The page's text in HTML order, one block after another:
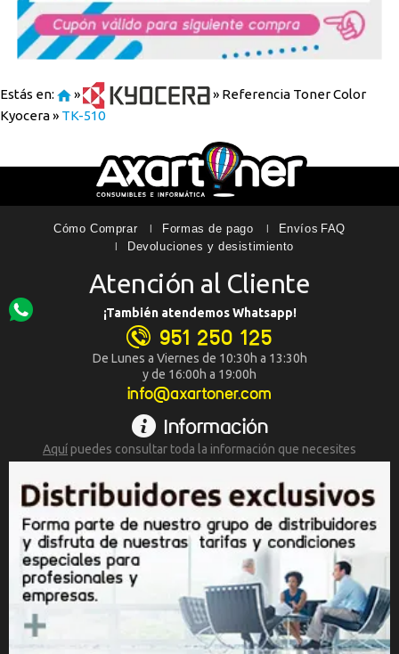
Estás en: » » Referencia Toner Color
Kyocera» TK-510
Cómo Comprar Formas de pago Envíos FAQ
Devoluciones y desistimiento
Atención al Cliente
¡También atendemos Whatsapp!
951 250 125
De Lunes a Viernes de 10:30h a 13:30h
y de 16:00h a 19:00h
info@axartoner.com
Información
Aquípuedes consultar toda la información que necesites